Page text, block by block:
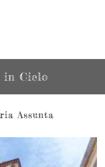
in Cielo
Assunta